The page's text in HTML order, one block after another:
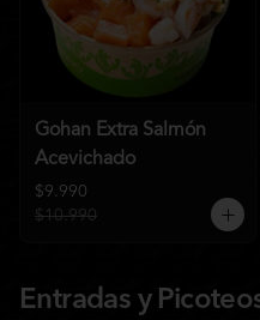
Gohan Extra Salmón
Acevichado
$9.990
$10.990
Entradas y